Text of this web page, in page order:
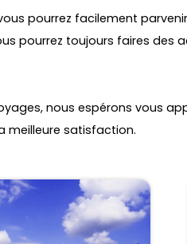
pourrez facilement
pourrez toujours faires
nous espérons vous
meilleure satisfaction.